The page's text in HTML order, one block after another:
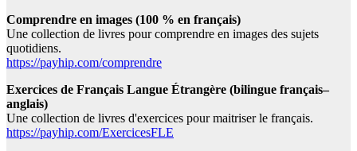
Comprendre en images (100 % en français)
Une collection de livres pour comprendre en images des sujets
quotidiens.
https://payhip.com/comprendre
Exercices de Français Langue Étrangère (bilingue français–
anglais)
Une collection de livres d'exercices pour maitriser le français.
https://payhip.com/ExercicesFLE